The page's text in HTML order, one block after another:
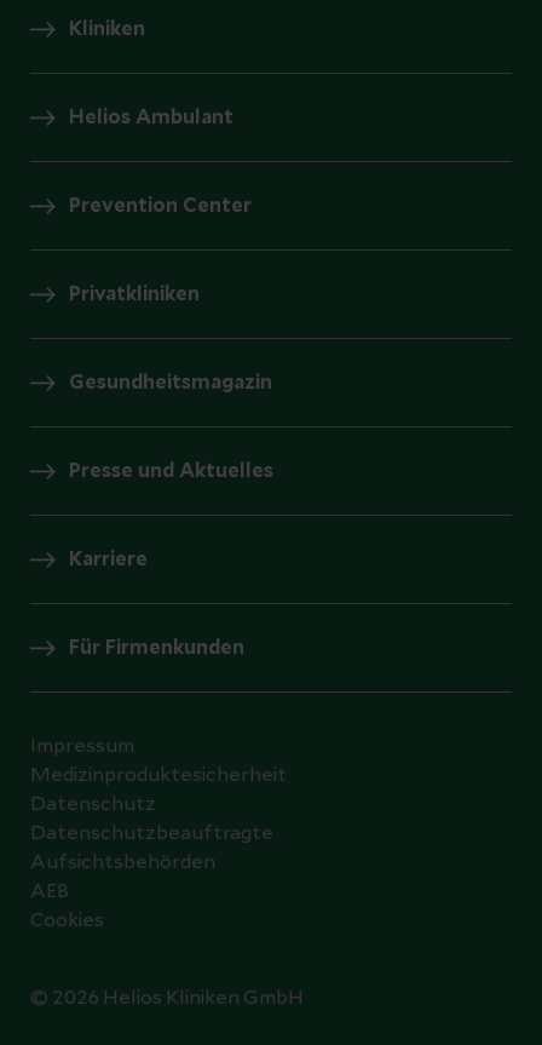
Kliniken
Helios Ambulant
Prevention Center
Privatkliniken
Gesundheitsmagazin
Presse und Aktuelles
Karriere
Für Firmenkunden
© 2026 Helios Kliniken GmbH
Impressum
Medizinproduktesicherheit
Datenschutz
Datenschutzbeauftragte
Aufsichtsbehörden
AEB
Cookies